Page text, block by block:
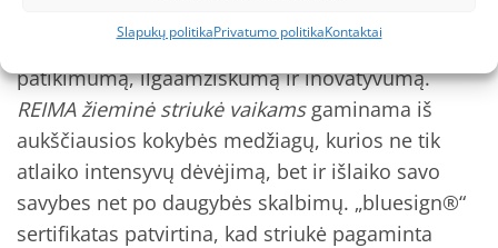
Slapukų politikaPrivatumo politikaKontaktai
gaminiai vertinami visame pasaulyje už
patikimumą, ilgaamžiškumą ir inovatyvumą.
REIMA žieminė striukė vaikamsgaminama iš
aukščiausios kokybės medžiagų, kurios ne tik
atlaiko intensyvų dėvėjimą, bet ir išlaiko savo
savybes net po daugybės skalbimų. „bluesign®“
sertifikatas patvirtina, kad striukė pagaminta